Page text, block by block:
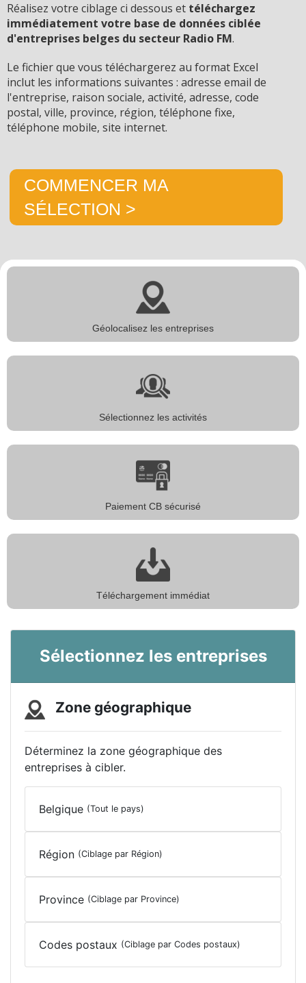
Réalisez votre ciblage ci dessous et téléchargez
immédiatement votre base de données ciblée
d'entreprises belges du secteur Radio FM.
Le fichier que vous téléchargerez au format Excel
inclut les informations suivantes : adresse email de
l'entreprise, raison sociale, activité, adresse, code
postal, ville, province, région, téléphone fixe,
téléphone mobile, site internet.
COMMENCER MA
SÉLECTION >
Géolocalisez les entreprises
Sélectionnez les activités
Paiement CB sécurisé
Téléchargement immédiat